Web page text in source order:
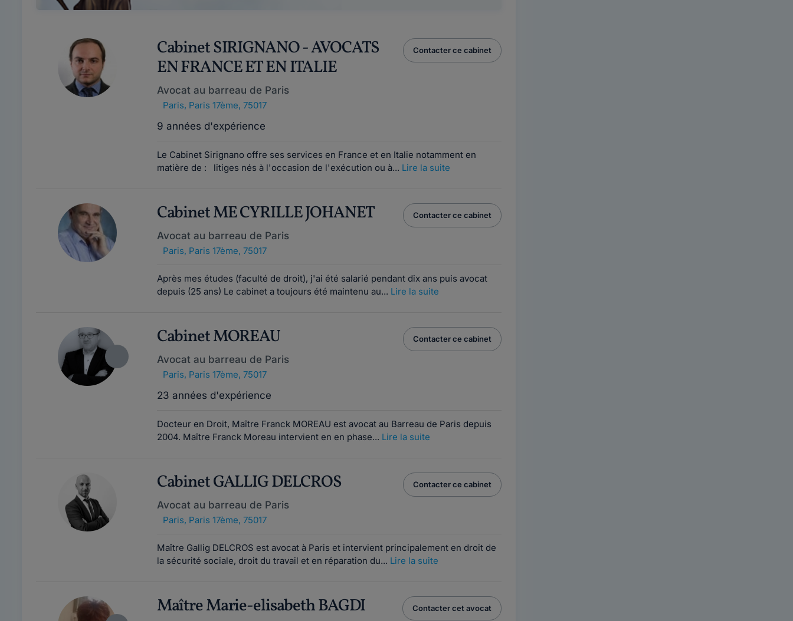
Cabinet SIRIGNANO - AVOCATS
EN FRANCE ET EN ITALIE
Avocat au barreau de Paris
Paris, Paris 17ème, 75017
9 années d'expérience
Contacter ce cabinet
Le Cabinet Sirignano offre ses services en France et en Italie notamment en
matière de : litiges nés à l'occasion de l'exécution ou à... Lire la suite
Cabinet ME CYRILLE JOHANET
Avocat au barreau de Paris
Paris, Paris 17ème, 75017
Contacter ce cabinet
Après mes études (faculté de droit), j'ai été salarié pendant dix ans puis avocat
depuis (25 ans) Le cabinet a toujours été maintenu au... Lire la suite
Cabinet MOREAU
Avocat au barreau de Paris
Paris, Paris 17ème, 75017
23 années d'expérience
Contacter ce cabinet
Docteur en Droit, Maître Franck MOREAU est avocat au Barreau de Paris depuis
2004. Maître Franck Moreau intervient en en phase... Lire la suite
Cabinet GALLIG DELCROS
Avocat au barreau de Paris
Paris, Paris 17ème, 75017
Contacter ce cabinet
Maître Gallig DELCROS est avocat à Paris et intervient principalement en droit de
la sécurité sociale, droit du travail et en réparation du... Lire la suite
Maître Marie-elisabeth BAGDI Contacter cet avocat